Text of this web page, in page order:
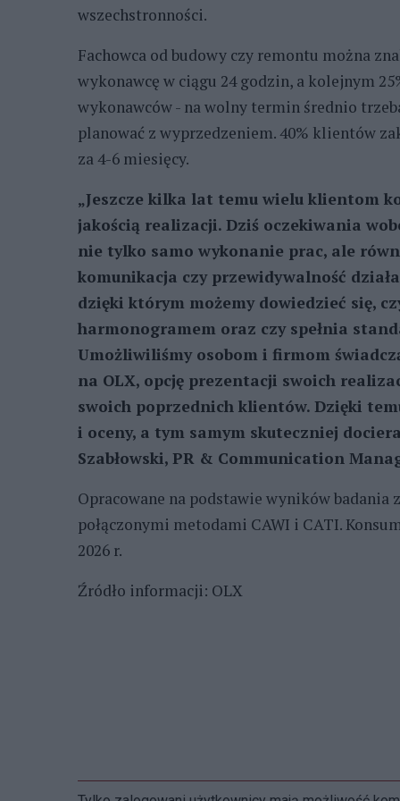
wszechstronności.
Fachowca od budowy czy remontu można
wykonawcę w ciągu 24 godzin, a kolejnym
wykonawców - na wolny termin średnio
planować z wyprzedzeniem. 40% klientów
za 4-6 miesięcy.
„Jeszcze kilka lat temu wielu klientom
jakością realizacji. Dziś oczekiwania
nie tylko samo wykonanie prac, ale
komunikacja czy przewidywalność
dzięki którym możemy dowiedzieć się,
harmonogramem oraz czy spełnia
Umożliwiliśmy osobom i firmom
na OLX, opcję prezentacji swoich
swoich poprzednich klientów. Dzięki
i oceny, a tym samym skuteczniej
Szabłowski, PR & Communication
Opracowane na podstawie wyników badania
połączonymi metodami CAWI i CATI.
2026 r.
Źródło informacji: OLX